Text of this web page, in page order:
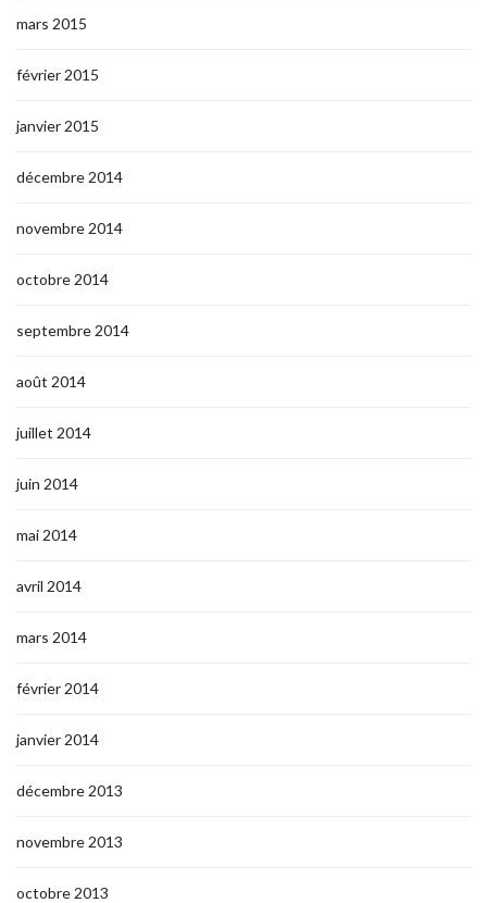
mars 2015
février 2015
janvier 2015
décembre 2014
novembre 2014
octobre 2014
septembre 2014
août 2014
juillet 2014
juin 2014
mai 2014
avril 2014
mars 2014
février 2014
janvier 2014
décembre 2013
novembre 2013
octobre 2013